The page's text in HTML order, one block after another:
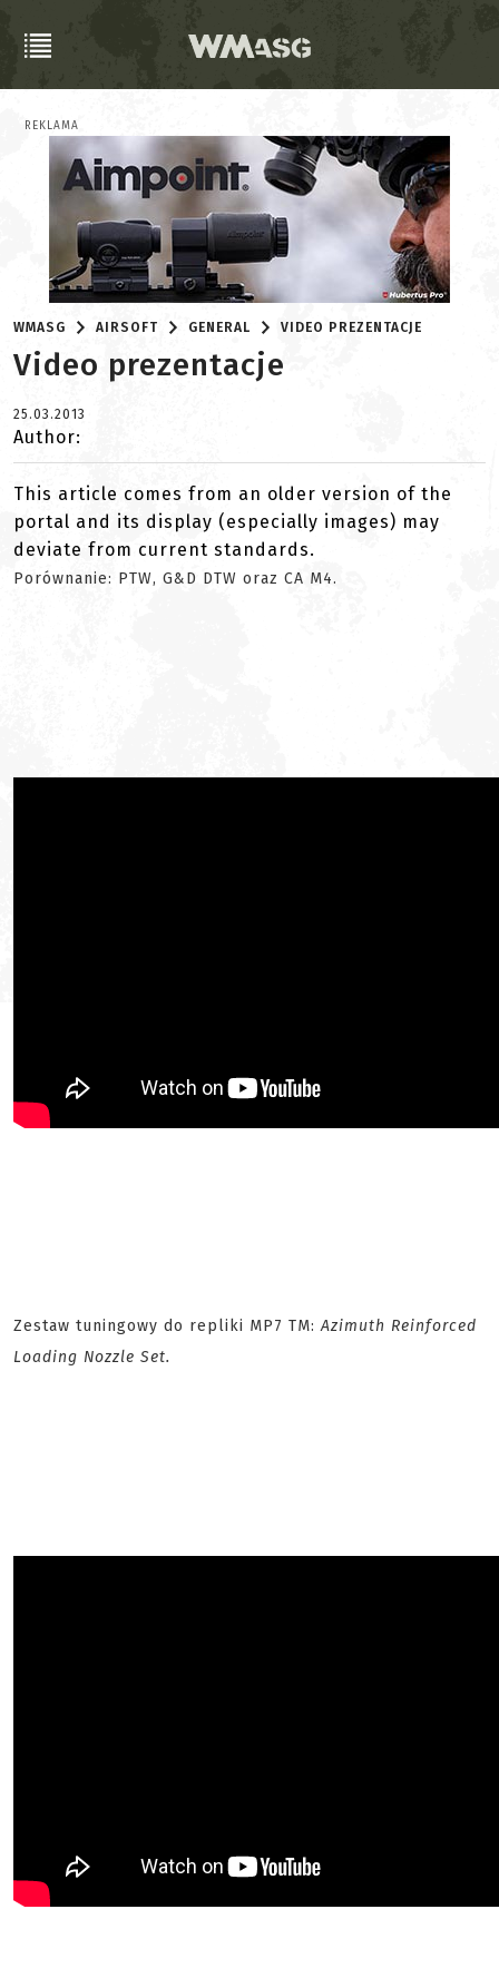
REKLAMA
WMASG AIRSOFT GENERAL VIDEO PREZENTACJE
Video prezentacje
25.03.2013
Author:
This article comes from an older version of the
portal and its display (especially images) may
deviate from current standards.
Porównanie: PTW, G&D DTW oraz CA M4.
Zestaw tuningowy do repliki MP7 TM: Azimuth Reinforced
Loading Nozzle Set.